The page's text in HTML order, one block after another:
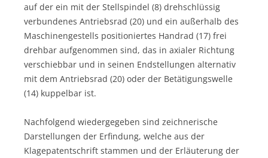
auf der ein mit der Stellspindel (8) drehschlüssig
verbundenes Antriebsrad (20) und ein außerhalb des
Maschinengestells positioniertes Handrad (17) frei
drehbar aufgenommen sind, das in axialer Richtung
verschiebbar und in seinen Endstellungen alternativ
mit dem Antriebsrad (20) oder der Betätigungswelle
(14) kuppelbar ist.
Nachfolgend wiedergegeben sind zeichnerische
Darstellungen der Erfindung, welche aus der
Klagepatentschrift stammen und der Erläuterung der